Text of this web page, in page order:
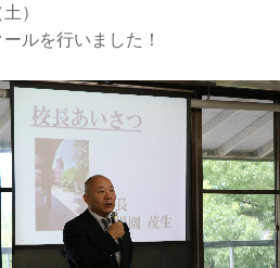
）
ルを行いました！